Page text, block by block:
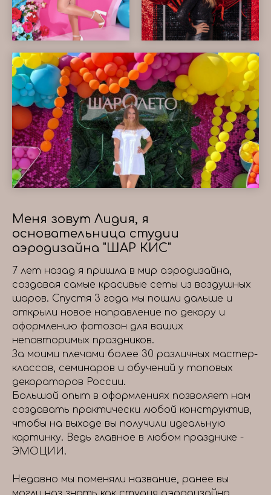
Меня зовут Лидия, я
основательница студии
аэродизайна "ШАР КИС"
7 лет назад я пришла в мир аэродизайна,
создавая самые красивые сеты из воздушных
шаров. Спустя 3 года мы пошли дальше и
открыли новое направление по декору и
оформлению фотозон для ваших
неповторимых праздников.
За моими плечами более 30 различных мастер-
классов, семинаров и обучений у топовых
декораторов России.
Большой опыт в оформлениях позволяет нам
создавать практически любой конструктив,
чтобы на выходе вы получили идеальную
картинку. Ведь главное в любом празднике -
ЭМОЦИИ.
Недавно мы поменяли название, ранее вы